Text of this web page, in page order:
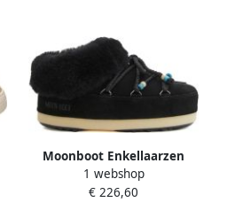
Moonboot Enkellaarzen
Moon Boot Boots Black in
zwart
1 webshop
€ 226,60